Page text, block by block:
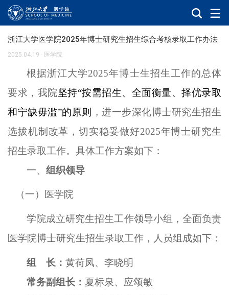
浙江大学医学院2025年博士研究生招生综合考核录取工作办法
2025.04.19 · 医学院
根据浙江大学2025年博士生招生工作的总体
要求，我院坚持“按需招生、全面衡量、择优录取
和宁缺毋滥”的原则
，进一步深化博士研究生招生
选拔机制改革，切实稳妥做好2025年博士研究生
招生录取工作。具体工作方案如下：
一、 组织领导
（一） 医学院
学院成立研究生招生工作领导小组，全面负责
医学院博士研究生招生录取工作，人员组成如下：
组 长： 黄荷凤、 李晓明
常务副组长： 夏标泉、应颂敏